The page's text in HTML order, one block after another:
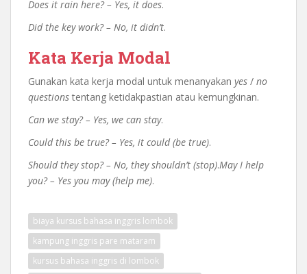
Does it rain here? – Yes, it does.
Did the key work? – No, it didn’t.
Kata Kerja Modal
Gunakan kata kerja modal untuk menanyakan yes / no
questions tentang ketidakpastian atau kemungkinan.
Can we stay? – Yes, we can stay.
Could this be true? – Yes, it could (be true).
Should they stop? – No, they shouldn’t (stop).May I help
you? – Yes you may (help me).
biaya kursus bahasa inggris lombok
kampung inggris pare mataram
kursus bahasa inggris di lombok